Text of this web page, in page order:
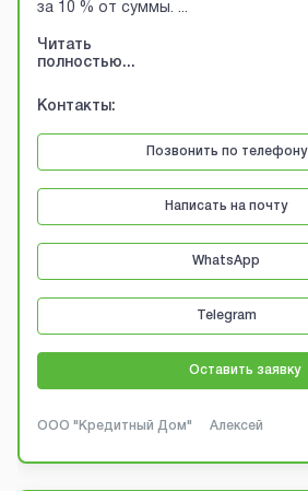
за 10 % от суммы. ...
Читать
полностью...
Контакты:
Позвонить по телефону
Написать на почту
WhatsApp
Telegram
Оставить заявку
ООО "Кредитный Дом" Алексей